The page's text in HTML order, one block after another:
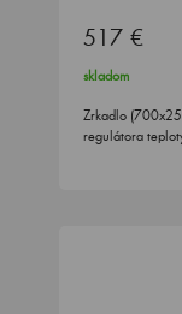
517 €
skladom
Zrkadlo
regulátora